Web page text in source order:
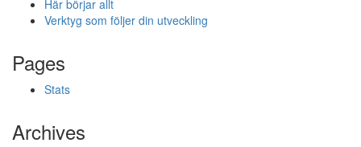
Här börjar allt
Verktyg som följer din utveckling
Pages
Stats
Archives